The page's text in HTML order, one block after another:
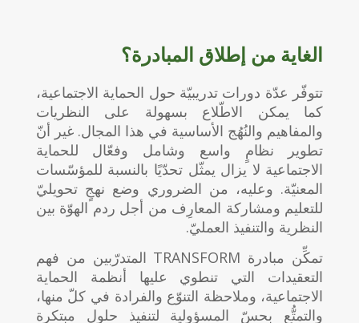
الغاية من إطلاق المبادرة؟
تتوفّر عدّة دورات تدريبيّة حول الحماية الاجتماعية،
كما يمكن الاطّلاع بسهولة على النظريات
والمفاهيم والنُهُج الأساسية في هذا المجال. غير أنّ
تطوير نظامٍ واسع وشامل وفعّال للحماية
الاجتماعية لا يزال يمثّل تحدّيًا بالنسبة للمؤسّسات
المعنيّة. وعليه، من الضروري وضع نهجٍ تحويليّ
للتعليم ومشاركة المعارِف من أجل ردم الهوّة بين
النظرية والتنفيذ العمليّ.
تمكِّن مبادرة TRANSFORM المتدرّبين من فهم
التعقيدات التي تنطوي عليها أنظمة الحماية
الاجتماعية، وملاحظة التنوّع والفرادة في كلّ منها،
والتمتُّع بحسّ المسؤولية لتنفيذ حلول مبتكرة